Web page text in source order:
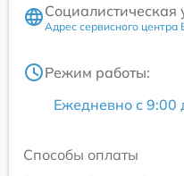
Социалистическая
Адрес сервисного центра
Режим работы:
Ежедневно с 9:00
Способы оплаты